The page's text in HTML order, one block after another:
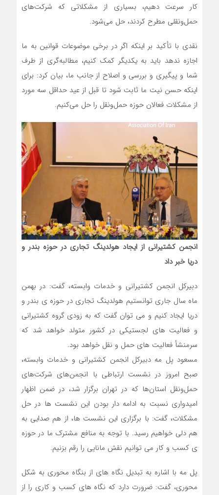
کار سرعت دهیم، بسیاری از مشکلاتی که شرکت‌های
حمل‌ونقلی مطرح کردند، حل می‌شود.
نقدی با تأکید بر اینکه اگر در برخی موضوعات قوانین به ما
اجازه ندهد باید به یکدیگر کمک کنیم، مطالبه‌گری از طرف
شما و پیگیری و بررسی و اصلاح از جانب ما، بیان کرد: برای
اینکه حسن نیت ما ثابت شود تا قبل از عید حداقل سه مورد
از مشکلات فعالان حوزه حمل‌ونقل را حل می‌کنیم.
انجمن کشتیرانی از ایجاد هولدینگ تجاری در حوزه بندر و
دریا خبر داد
دبیرکل انجمن کشتیرانی و خدمات وابسته، گفت: در بهمن
ماه سال جاری توانستیم هولدینگ تجاری در حوزه ی بندر و
دریا ایجاد کنیم و می توان گفت که به زودی گروه کشتیرانی
و فعالیت های لجستیکی در کشور متولد خواهد شد که
سرمنشأ فعالیت های حمل و نقل خواهد بود.
مسعود پل مه دبیرکل انجمن کشتیرانی و خدمات وابسته،
صبح امروز در نشست ارتباطی با انجمن‌های شرکت‌های
حمل‌ونقل استان‌ها که در تهران برگزار شد، در ضمن اظهار
امیدواری نسبت به ادامه دار بودن این نشست ها در حل
مشکلات، گفت: با برگزاری این نشست ها، از هم صدایی به
هم دلی خواهیم رسید. با توجه به منافع مشترک ما در حوزه
ی کسب و کار می توانیم نقش مانایی را رقم بزنیم.
پل مه با اشاره به تبدیل نگاه های از بنگاه محوری به شکل
محوری، گفت: ضرورت دارد که نگاه های کسب و کاری را از